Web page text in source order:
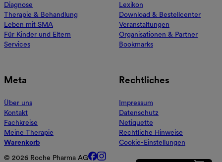
Diagnose
Therapie & Behandlung
Leben mit SMA
Für Kinder und Eltern
Services
Lexikon
Download & Bestellcenter
Veranstaltungen
Organisationen & Partner
Bookmarks
Meta
Über uns
Kontakt
Fachkreise
Meine Therapie
Warenkorb
Rechtliches
Impressum
Datenschutz
Netiquette
Rechtliche Hinweise
Cookie-Einstellungen
© 2026 Roche Pharma AG